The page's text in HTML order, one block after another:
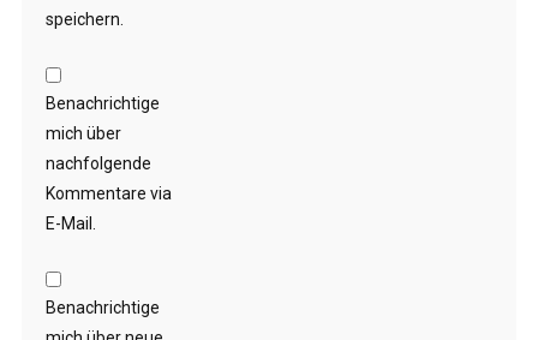
speichern.
Benachrichtige
mich über
nachfolgende
Kommentare via
E-Mail.
Benachrichtige